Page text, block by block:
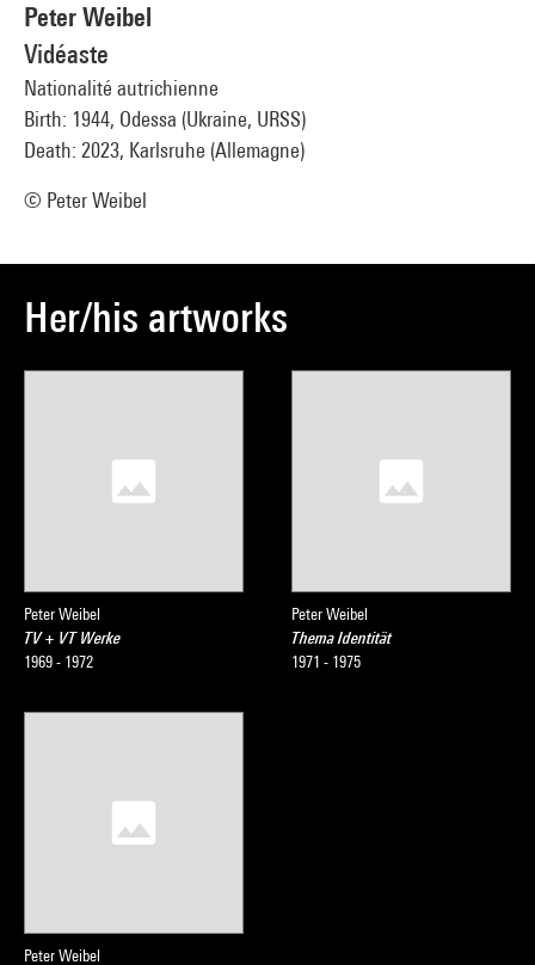
Peter Weibel
Vidéaste
Nationalité autrichienne
Birth: 1944, Odessa (Ukraine, URSS)
Death: 2023, Karlsruhe (Allemagne)
© Peter Weibel
© Adagp, Paris
photographique du MNAM/Dist. GrandPalaisRmn
Image reference : 4F85258
Image presentation :
GrandPalaisRmnPhoto
Her/his artworks
Peter Weibel
TV + VT Werke
1969 - 1972
Peter Weibel
Thema Identität
1971 - 1975
Peter Weibel